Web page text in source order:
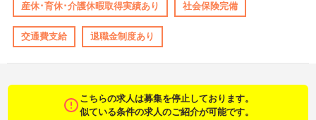
産休･育休･介護休暇取得実績あり 社会保険完備
交通費支給 退職金制度あり
こちらの求人は募集を停止しております。
似ている条件の求人のご紹介が可能です。